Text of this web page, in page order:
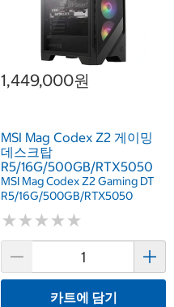
1,449,000원
MSI Mag Codex Z2 게이밍
데스크탑
R5/16G/500GB/RTX5050
MSI Mag Codex Z2 Gaming DT
R5/16G/500GB/RTX5050
★★★★★
★★★★★
카트에 담기